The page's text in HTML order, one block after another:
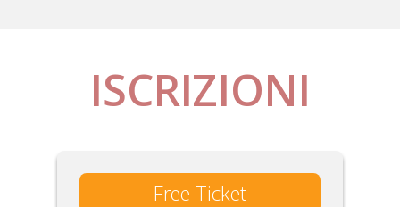
ISCRIZIONI
Free Ticket